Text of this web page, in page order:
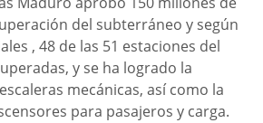
del subterráneo y según
, 48 de las 51 estaciones del
y se ha logrado la
mecánicas, así como la
para pasajeros y carga.